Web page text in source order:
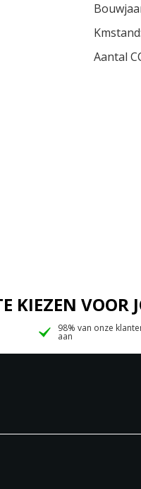
Kmstand:
Aantal
KIEZEN VOOR
98% van onze
aan